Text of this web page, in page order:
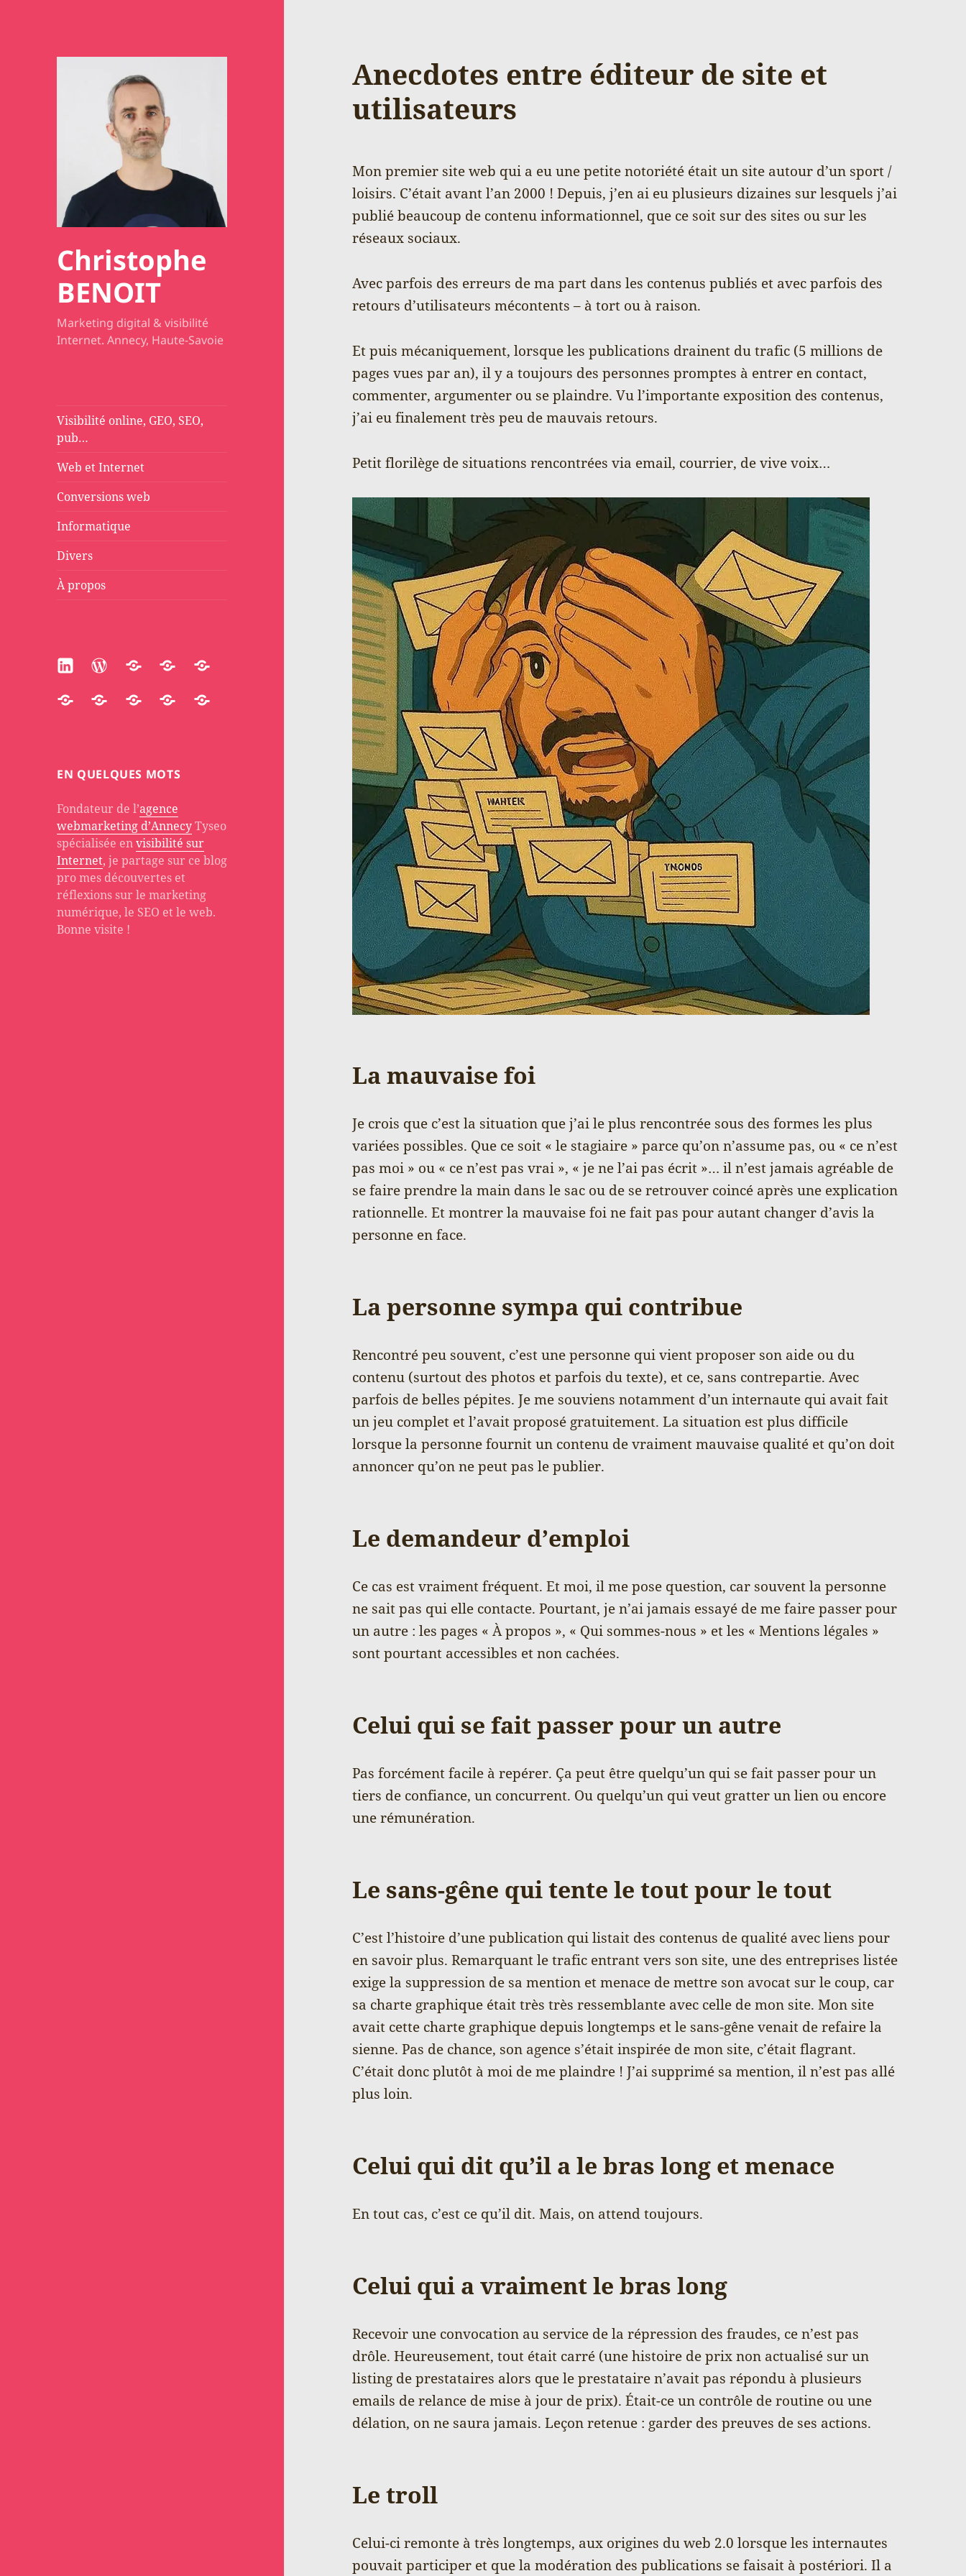
Christophe
BENOIT
Marketing digital & visibilité
Internet. Annecy, Haute-Savoie
Visibilité online, GEO, SEO,
pub…
Web et Internet
Conversions web
Informatique
Divers
À propos
LinkedinWordPressParticipateHuggingface
Substack
Accredible
QuoraStackoverflow
AboutPH
EN QUELQUES MOTS
Fondateur de l’agence
webmarketing d’AnnecyTyseo
spécialisée envisibilité sur
Internet, je partage sur ce blog
pro mes découvertes et
réflexions sur le marketing
numérique, le SEO et le web.
Bonne visite !
Anecdotes entre éditeur de site et
utilisateurs
Mon premier site web qui a eu une petite notoriété était un site autour d’un sport /
loisirs. C’était avant l’an 2000 ! Depuis, j’en ai eu plusieurs dizaines sur lesquels j’ai
publié beaucoup de contenu informationnel, que ce soit sur des sites ou sur les
réseaux sociaux.
Avec parfois des erreurs de ma part dans les contenus publiés et avec parfois des
retours d’utilisateurs mécontents – à tort ou à raison.
Et puis mécaniquement, lorsque les publications drainent du trafic (5 millions de
pages vues par an), il y a toujours des personnes promptes à entrer en contact,
commenter, argumenter ou se plaindre. Vu l’importante exposition des contenus,
j’ai eu finalement très peu de mauvais retours.
Petit florilège de situations rencontrées via email, courrier, de vive voix…
La mauvaise foi
Je crois que c’est la situation que j’ai le plus rencontrée sous des formes les plus
variées possibles. Que ce soit « le stagiaire » parce qu’on n’assume pas, ou « ce n’est
pas moi » ou « ce n’est pas vrai », « je ne l’ai pas écrit »… il n’est jamais agréable de
se faire prendre la main dans le sac ou de se retrouver coincé après une explication
rationnelle. Et montrer la mauvaise foi ne fait pas pour autant changer d’avis la
personne en face.
La personne sympa qui contribue
Rencontré peu souvent, c’est une personne qui vient proposer son aide ou du
contenu (surtout des photos et parfois du texte), et ce, sans contrepartie. Avec
parfois de belles pépites. Je me souviens notamment d’un internaute qui avait fait
un jeu complet et l’avait proposé gratuitement. La situation est plus difficile
lorsque la personne fournit un contenu de vraiment mauvaise qualité et qu’on doit
annoncer qu’on ne peut pas le publier.
Le demandeur d’emploi
Ce cas est vraiment fréquent. Et moi, il me pose question, car souvent la personne
ne sait pas qui elle contacte. Pourtant, je n’ai jamais essayé de me faire passer pour
un autre : les pages « À propos », « Qui sommes-nous » et les « Mentions légales »
sont pourtant accessibles et non cachées.
Celui qui se fait passer pour un autre
Pas forcément facile à repérer. Ça peut être quelqu’un qui se fait passer pour un
tiers de confiance, un concurrent. Ou quelqu’un qui veut gratter un lien ou encore
une rémunération.
Le sans-gêne qui tente le tout pour le tout
C’est l’histoire d’une publication qui listait des contenus de qualité avec liens pour
en savoir plus. Remarquant le trafic entrant vers son site, une des entreprises listée
exige la suppression de sa mention et menace de mettre son avocat sur le coup, car
sa charte graphique était très très ressemblante avec celle de mon site. Mon site
avait cette charte graphique depuis longtemps et le sans-gêne venait de refaire la
sienne. Pas de chance, son agence s’était inspirée de mon site, c’était flagrant.
C’était donc plutôt à moi de me plaindre ! J’ai supprimé sa mention, il n’est pas allé
plus loin.
Celui qui dit qu’il a le bras long et menace
En tout cas, c’est ce qu’il dit. Mais, on attend toujours.
Celui qui a vraiment le bras long
Recevoir une convocation au service de la répression des fraudes, ce n’est pas
drôle. Heureusement, tout était carré (une histoire de prix non actualisé sur un
listing de prestataires alors que le prestataire n’avait pas répondu à plusieurs
emails de relance de mise à jour de prix). Était-ce un contrôle de routine ou une
délation, on ne saura jamais. Leçon retenue : garder des preuves de ses actions.
Le troll
Celui-ci remonte à très longtemps, aux origines du web 2.0 lorsque les internautes
pouvait participer et que la modération des publications se faisait à postériori. Il a